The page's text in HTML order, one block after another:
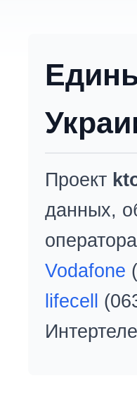
Проект
данных,
Vodafone
lifecell